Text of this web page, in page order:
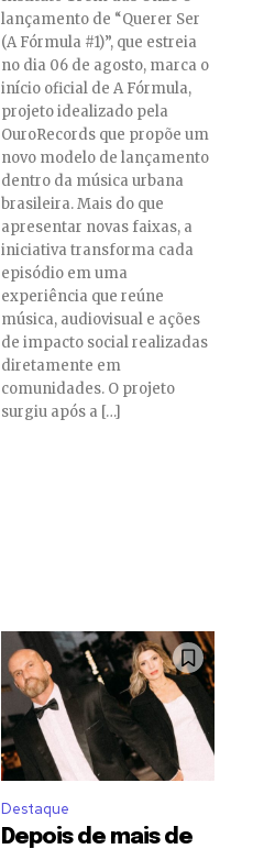
lançamento de “Querer Ser
(A Fórmula #1)”, que estreia
no dia 06 de agosto, marca o
início oficial de A Fórmula,
projeto idealizado pela
OuroRecords que propõe um
novo modelo de lançamento
dentro da música urbana
brasileira. Mais do que
apresentar novas faixas, a
iniciativa transforma cada
episódio em uma
experiência que reúne
música, audiovisual e ações
de impacto social realizadas
diretamente em
comunidades. O projeto
surgiu após a […]
Destaque
Depois de mais de